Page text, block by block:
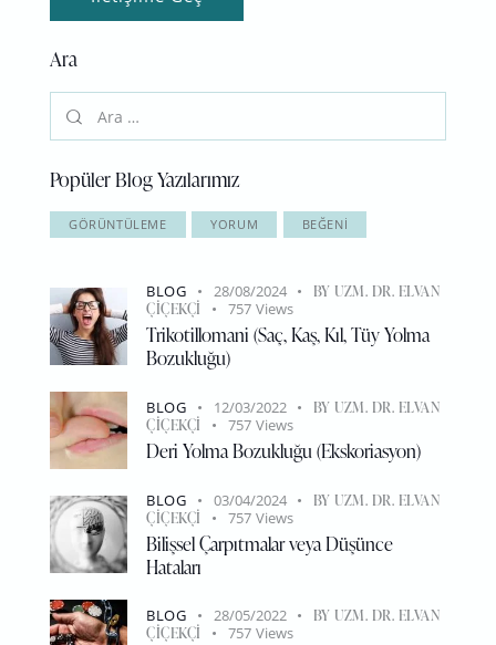
Ara
Popüler Blog Yazılarımız
GÖRÜNTÜLEME YORUM BEĞENI
BLOG 28/08/2024 BY UZM. DR. ELVAN
ÇIÇEKÇI
757 Views
Trikotillomani (Saç, Kaş, Kıl, Tüy Yolma
Bozukluğu)
BLOG 12/03/2022 BY UZM. DR. ELVAN
ÇIÇEKÇI
757 Views
Deri Yolma Bozukluğu (Ekskoriasyon)
BLOG 03/04/2024 BY UZM. DR. ELVAN
ÇIÇEKÇI
757 Views
Bilişsel Çarpıtmalar veya Düşünce
Hataları
BLOG 28/05/2022 BY UZM. DR. ELVAN
ÇIÇEKÇI
757 Views